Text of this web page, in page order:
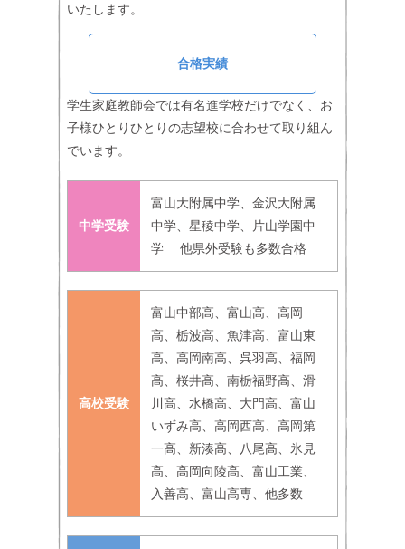
いたします。
合格実績
学生家庭教師会では有名進学校だけでなく、お
子様ひとりひとりの志望校に合わせて取り組ん
でいます。
中学受験
富山大附属中学、金沢大附属
中学、星稜中学、片山学園中
学 他県外受験も多数合格
高校受験
富山中部高、富山高、高岡
高、栃波高、魚津高、富山東
高、高岡南高、呉羽高、福岡
高、桜井高、南栃福野高、滑
川高、水橋高、大門高、富山
いずみ高、高岡西高、高岡第
一高、新湊高、八尾高、氷見
高、高岡向陵高、富山工業、
入善高、富山高専、他多数